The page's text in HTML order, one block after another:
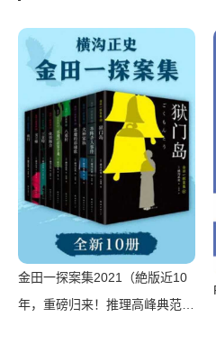
金田一探案集2021（絶版近10
年，重磅归来！推理高峰典范，